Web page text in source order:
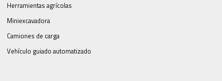
Herramientas agrícolas
Miniexcavadora
Camiones de carga
Vehículo guiado automatizado